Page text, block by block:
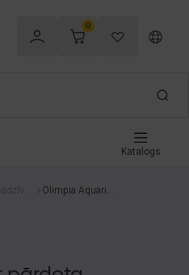
0
Katalogs
Olimpia Aquaria